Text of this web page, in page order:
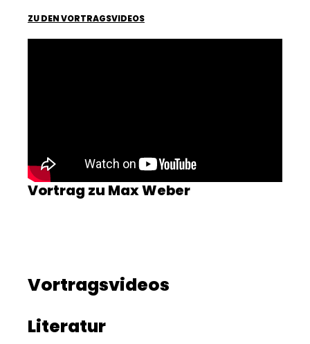
ZU DEN VORTRAGSVIDEOS
Vortrag zu Max Weber
Vortragsvideos
Literatur